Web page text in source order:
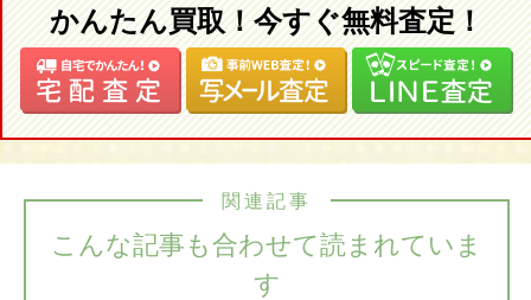
かんたん買取！今すぐ無料査定！
こんな記事も合わせて読まれていま
す
関連記事